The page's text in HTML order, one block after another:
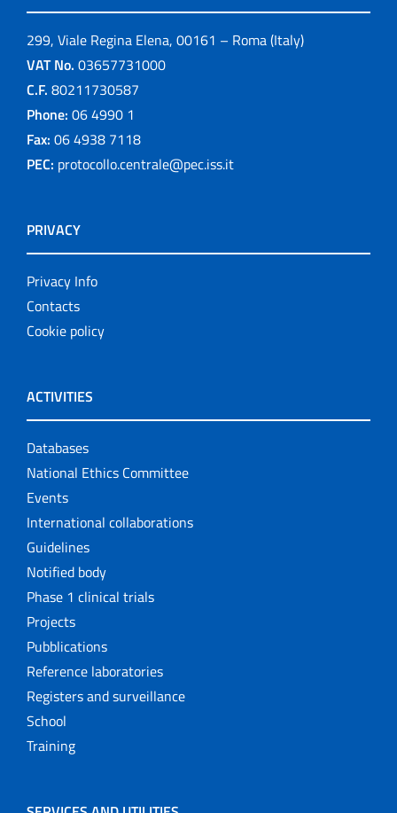
299, Viale Regina Elena, 00161 – Roma (Italy)
VAT No. 03657731000
C.F. 80211730587
Phone: 06 4990 1
Fax: 06 4938 7118
PEC: protocollo.centrale@pec.iss.it
PRIVACY
Privacy Info
Contacts
Cookie policy
ACTIVITIES
Databases
National Ethics Committee
Events
International collaborations
Guidelines
Notified body
Phase 1 clinical trials
Projects
Pubblications
Reference laboratories
Registers and surveillance
School
Training